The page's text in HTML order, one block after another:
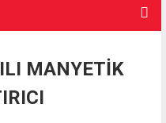
MANYETİK